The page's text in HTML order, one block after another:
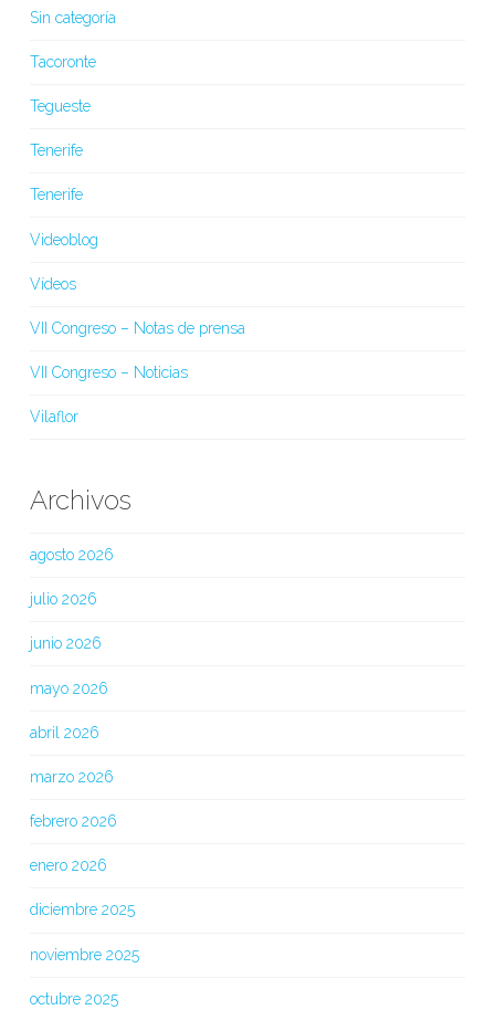
Sin categoría
Tacoronte
Tegueste
Tenerife
Tenerife
Videoblog
Vídeos
VII Congreso – Notas de prensa
VII Congreso – Noticias
Vilaflor
Archivos
agosto 2026
julio 2026
junio 2026
mayo 2026
abril 2026
marzo 2026
febrero 2026
enero 2026
diciembre 2025
noviembre 2025
octubre 2025